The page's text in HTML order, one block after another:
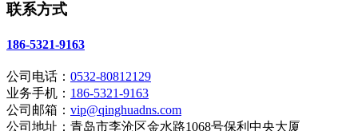
联系方式
186-5321-9163
公司电话： 0532-80812129
业务手机： 186-5321-9163
公司邮箱： vip@qinghuadns.com
公司地址：青岛市李沧区金水路1068号保利中央大厦